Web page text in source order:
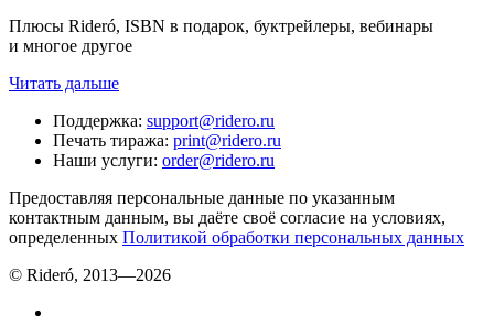
Плюсы Rideró, ISBN в подарок, буктрейлеры, вебинары
и многое другое
Читать дальше
Поддержка: support@ridero.ru
Печать тиража: print@ridero.ru
Наши услуги: order@ridero.ru
Предоставляя персональные данные по указанным
контактным данным, вы даёте своё согласие на условиях,
определенных Политикой обработки персональных данных
© Rideró, 2013—2026